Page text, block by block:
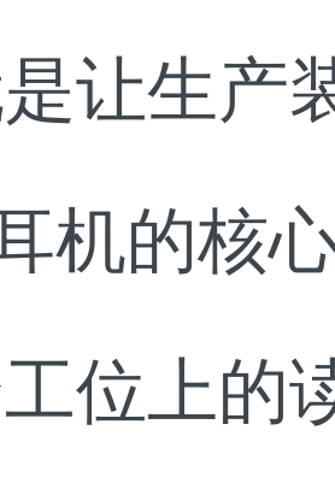
让生产
机的核
位上的